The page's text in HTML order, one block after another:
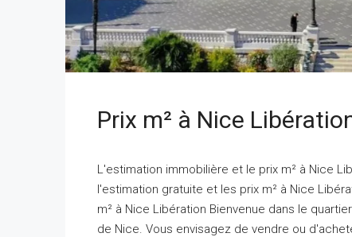
Prix m² à Nice
L'estimation immobilière et le prix m² à Nice
l'estimation gratuite et les prix m² à Nice
m² à Nice Libération Bienvenue dans le
de Nice. Vous envisagez de vendre ou